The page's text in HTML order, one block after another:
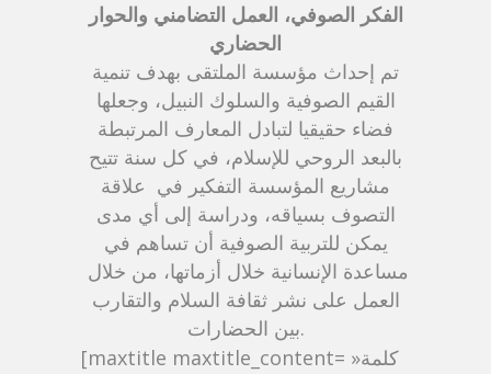
الفكر الصوفي، العمل التضامني والحوار
الحضاري
تم إحداث مؤسسة الملتقى بهدف تنمية
القيم الصوفية والسلوك النبيل، وجعلها
فضاء حقيقيا لتبادل المعارف المرتبطة
بالبعد الروحي للإسلام، في كل سنة تتيح
مشاريع المؤسسة التفكير في علاقة
التصوف بسياقه، ودراسة إلى أي مدى
يمكن للتربية الصوفية أن تساهم في
مساعدة الإنسانية خلال أزماتها، من خلال
العمل على نشر ثقافة السلام والتقارب
بين الحضارات.
[maxtitle maxtitle_content= »كلمة